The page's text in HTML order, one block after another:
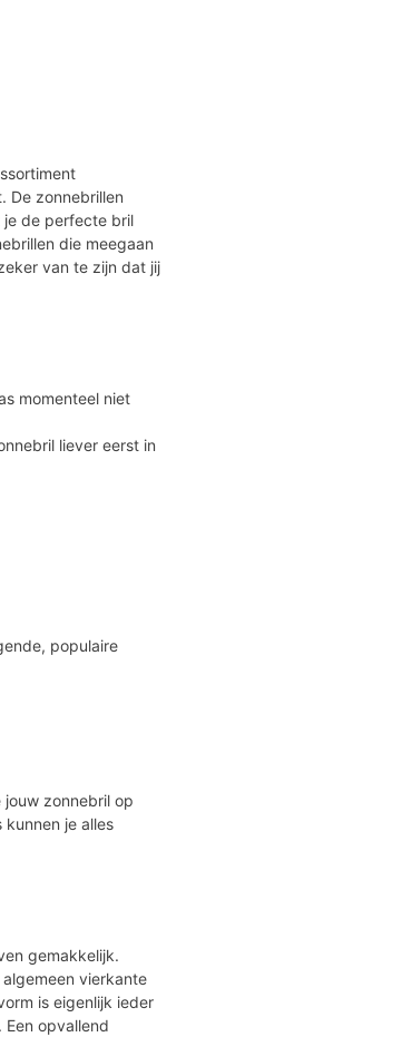
De zonnebrillen
je de perfecte bril
die meegaan
van te zijn dat jij
momenteel niet
liever eerst in
populaire
zonnebril op
kunnen je alles
gemakkelijk.
vierkante
is eigenlijk ieder
opvallend